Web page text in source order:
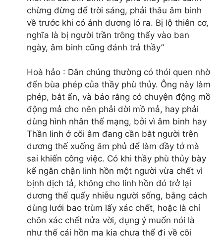
chừng đừng để trời sáng, phải thâu âm binh
về trước khi có ánh dương ló ra. Bị lộ thiên cơ,
nghĩa là bị người trần trông thấy vào ban
ngày, âm binh cũng đánh trả thầy”
Hoà hảo : Dân chúng thường có thói quen nhờ
đến bùa phép của thầy phù thủy. Ông này làm
phép, bắt ấn, và bảo rằng có chuyện động mồ
động mả cho nên phải dời mồ mả, hay phải
dùng hình nhân thế mạng, bởi vì âm binh hay
Thần linh ở cõi âm đang cần bắt người trên
dương thế xuống âm phủ để làm đầy tớ mà
sai khiến công việc. Có khi thầy phù thủy bày
kế ngăn chận linh hồn một người vừa chết vì
bịnh dịch tả, không cho linh hồn đó trở lại
dương thế quấy nhiễu người sống, bằng cách
dùng lưới bao trùm lấy xác chết, hoặc là chỉ
chôn xác chết nửa vời, dụng ý muốn nói là
như thế cái hồn ma kia chưa thể đi về cõi